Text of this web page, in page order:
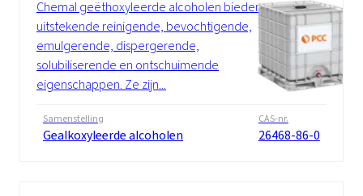
Chemal geëthoxyleerde alcoholen bieden
uitstekende reinigende, bevochtigende,
emulgerende, dispergerende,
solubiliserende en ontschuimende
eigenschappen. Ze zijn...
Samenstelling
Gealkoxyleerde alcoholen
CAS-nr.
26468-86-0